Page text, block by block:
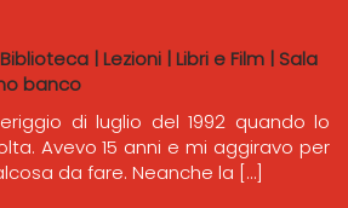
Biblioteca | Lezioni | Libri e Film | Sala
banco
di luglio del 1992 quando lo
Avevo 15 anni e mi aggiravo per
da fare. Neanche la […]